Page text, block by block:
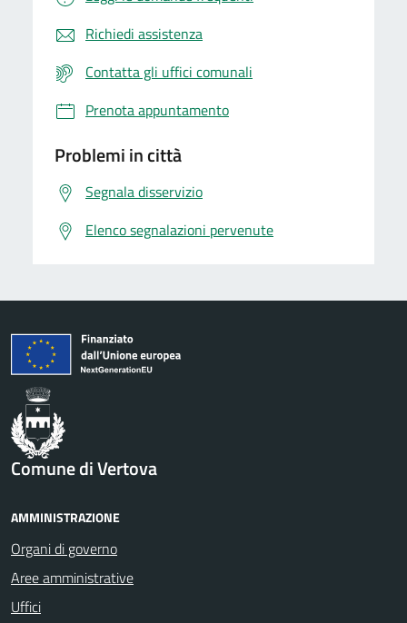
Richiedi assistenza
Contatta gli uffici comunali
Prenota appuntamento
Problemi in città
Segnala disservizio
Elenco segnalazioni pervenute
Comune di Vertova
AMMINISTRAZIONE
Organi di governo
Aree amministrative
Uffici